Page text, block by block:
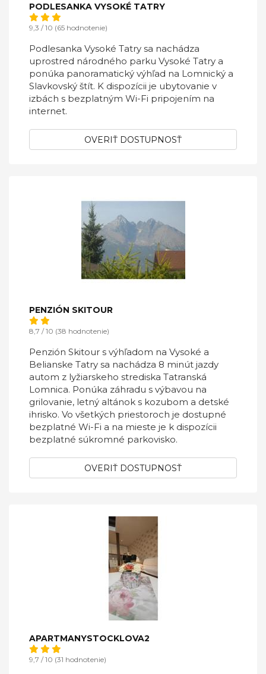
PODLESANKA VYSOKÉ TATRY
9,3 / 10 (65 hodnotenie)
Podlesanka Vysoké Tatry sa nachádza
uprostred národného parku Vysoké Tatry a
ponúka panoramatický výhľad na Lomnický a
Slavkovský štít. K dispozícii je ubytovanie v
izbách s bezplatným Wi-Fi pripojením na
internet.
OVERIŤ DOSTUPNOSŤ
PENZIÓN SKITOUR
8,7 / 10 (38 hodnotenie)
Penzión Skitour s výhľadom na Vysoké a
Belianske Tatry sa nachádza 8 minút jazdy
autom z lyžiarskeho strediska Tatranská
Lomnica. Ponúka záhradu s výbavou na
grilovanie, letný altánok s kozubom a detské
ihrisko. Vo všetkých priestoroch je dostupné
bezplatné Wi-Fi a na mieste je k dispozícii
bezplatné súkromné parkovisko.
OVERIŤ DOSTUPNOSŤ
APARTMANYSTOCKLOVA2
9,7 / 10 (31 hodnotenie)